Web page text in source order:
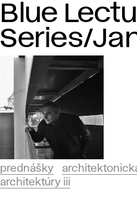
Blue
Series/
prednášky
architektúry iii